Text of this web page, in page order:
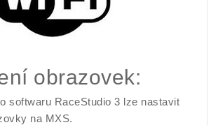
obrazovek:
softwaru RaceStudio 3 lze nastavit
na MXS.